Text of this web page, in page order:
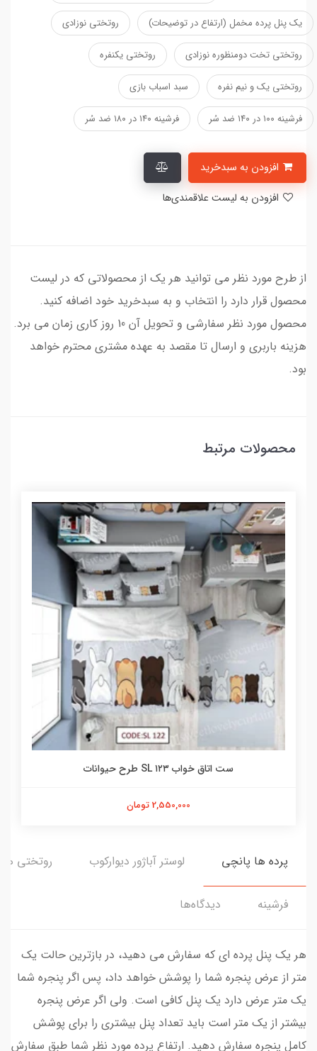
یک پنل پرده مخمل (ارتفاع در توضیحات) روتختی نوزادی
روتختی تخت دومنظوره نوزادی روتختی یکنفره
روتختی یک و نیم نفره سبد اسباب بازی
فرشینه ۱۰۰ در ۱۴۰ ضد سُر فرشینه ۱۴۰ در ۱۸۰ ضد سُر
از طرح مورد نظر می توانید هر یک از محصولاتی که در لیست
محصول قرار دارد را انتخاب و به سبدخرید خود اضافه کنید.
محصول مورد نظر سفارشی و تحویل آن 10 روز کاری زمان می برد.
هزینه باربری و ارسال تا مقصد به عهده مشتری محترم خواهد
بود.
محصولات مرتبط
ست اتاق خواب ۱۲۳ SL طرح حیوانات
2,550,000 تومان
پرده ها پانچی لوستر آباژور دیوارکوب روتختی ها
فرشینه دیدگاه‌ها
هر یک پنل پرده ای که سفارش می دهید، در بازترین حالت یک
متر از عرض پنجره شما را پوشش خواهد داد، پس اگر پنجره شما
یک متر عرض دارد یک پنل کافی است. ولی اگر عرض پنجره
بیشتر از یک متر است باید تعداد پنل بیشتری را برای پوشش
کامل پنجره سفارش دهید. ارتفاع پرده مورد نظر شما طبق سفارش